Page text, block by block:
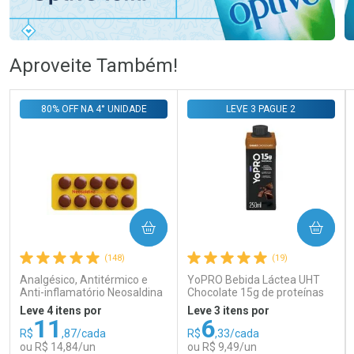
Comprar sem Desconto
Por R$ 58,79/cada
Comprar sem Desconto
Por R$ 58,79/cada
Comprar sem Desconto
Por R$ 106,99/cada
Comprar sem Desconto
Por R$ 106,99/cada
Aproveite Também!
(148)
Analgésico, Antitérmico e
Anti-inflamatório Neosaldina
30mg + 300mg + 30mg 10
Drágeas
80% OFF NA 4° UNIDADE
Leve 4 itens por
R$11 ,87/cada
ou R$ 14,84/un
COMPRAR
(19)
YoPRO Bebida Láctea UHT
Chocolate 15g de proteínas
250ml
LEVE 3 PAGUE 2
Leve 3 itens por
R$6,33/cada
ou R$ 9,49/un
COMPRAR